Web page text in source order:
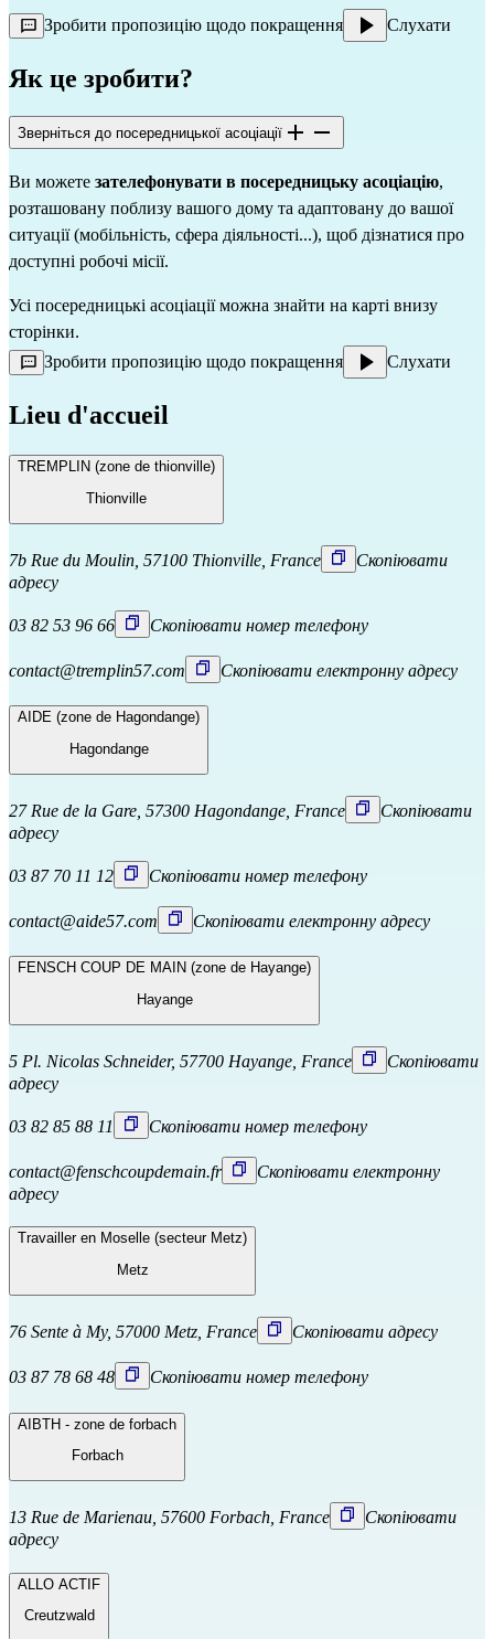
Зробити пропозицію щодо покращення Слухати
Як це зробити?
Зверніться до посередницької асоціації
Ви можете зателефонувати в посередницьку асоціацію,
розташовану поблизу вашого дому та адаптовану до вашої
ситуації (мобільність, сфера діяльності...), щоб дізнатися про
доступні робочі місії.
Усі посередницькі асоціації можна знайти на карті внизу
сторінки.
Зробити пропозицію щодо покращення
Слухати
Lieu d'accueil
TREMPLIN (zone de thionville)
Thionville
7b Rue du Moulin, 57100 Thionville, France
Скопіювати
адресу
03 82 53 96 66 Скопіювати номер телефону
contact@tremplin57.com Скопіювати електронну адресу
AIDE (zone de Hagondange)
Hagondange
27 Rue de la Gare, 57300 Hagondange, France
Скопіювати
адресу
03 87 70 11 12 Скопіювати номер телефону
contact@aide57.com Скопіювати електронну адресу
FENSCH COUP DE MAIN (zone de Hayange)
Hayange
5 Pl. Nicolas Schneider, 57700 Hayange, France
Скопіювати
адресу
03 82 85 88 11 Скопіювати номер телефону
contact@fenschcoupdemain.fr
Скопіювати електронну
адресу
Travailler en Moselle (secteur Metz)
Metz
76 Sente à My, 57000 Metz, France Скопіювати адресу
03 87 78 68 48 Скопіювати номер телефону
AIBTH - zone de forbach
Forbach
13 Rue de Marienau, 57600 Forbach, France
Скопіювати
адресу
ALLO ACTIF
Creutzwald